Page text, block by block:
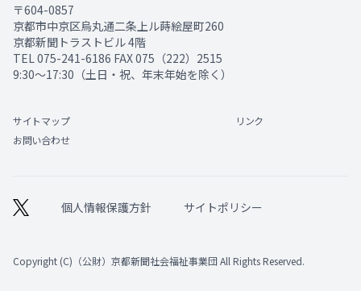
〒604-0857
京都市中京区烏丸通二条上ル蒔絵屋町260
京都新聞トラストビル 4階
TEL 075-241-6186 FAX 075（222）2515
9:30～17:30（土日・祝、年末年始を除く）
サイトマップ
リンク
お問い合わせ
個人情報保護方針 サイトポリシー
Copyright (C)（公財）京都新聞社会福祉事業団 All Rights Reserved.